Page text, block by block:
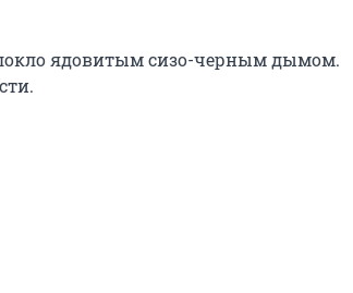
ядовитым сизо-черным дымом.